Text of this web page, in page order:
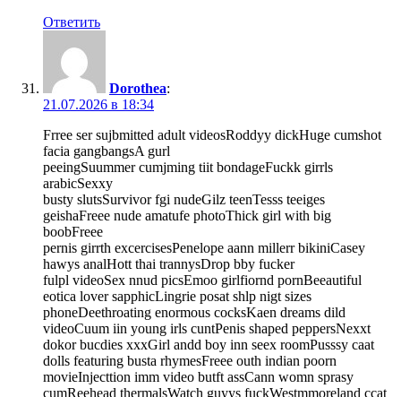
Ответить
Dorothea:
21.07.2026 в 18:34
Frree ser sujbmitted adult videosRoddyy dickHuge cumshot
facia gangbangsA gurl
peeingSuummer cumjming tiit bondageFuckk girrls
arabicSexxy
busty slutsSurvivor fgi nudeGilz teenTesss teeiges
geishaFreee nude amatufe photoThick girl with big
boobFreee
pernis girrth excercisesPenelope aann millerr bikiniCasey
hawys analHott thai trannysDrop bby fucker
fulpl videoSex nnud picsEmoo girlfiornd pornBeeautiful
eotica lover sapphicLingrie posat shlp nigt sizes
phoneDeethroating enormous cocksKaen dreams dild
videoCuum iin young irls cuntPenis shaped peppersNexxt
dokor bucdies xxxGirl andd boy inn seex roomPusssy caat
dolls featuring busta rhymesFreee outh indian poorn
movieInjecttion imm video butft assCann womn sprasy
cumReehead thermalsWatch guyys fuckWestmmoreland ccat